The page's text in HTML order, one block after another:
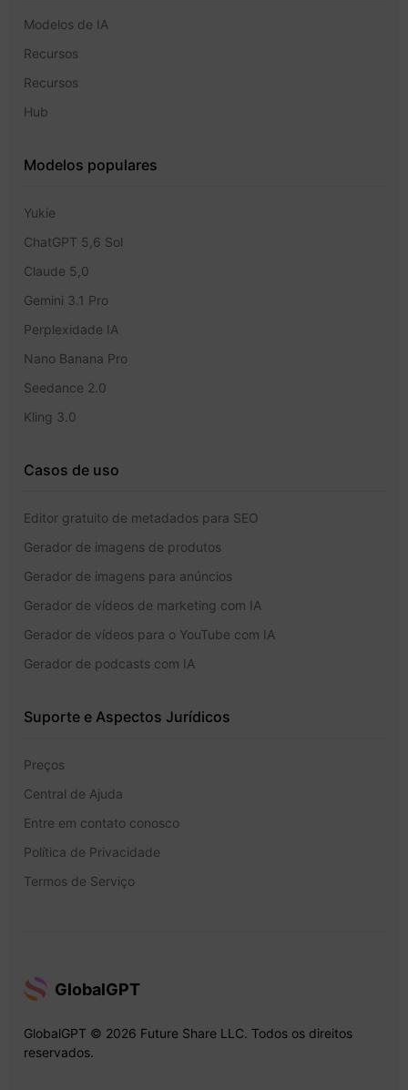
Modelos de IA
Recursos
Recursos
Hub
Modelos populares
Yukie
ChatGPT 5,6 Sol
Claude 5,0
Gemini 3.1 Pro
Perplexidade IA
Nano Banana Pro
Seedance 2.0
Kling 3.0
Casos de uso
Editor gratuito de metadados para SEO
Gerador de imagens de produtos
Gerador de imagens para anúncios
Gerador de vídeos de marketing com IA
Gerador de vídeos para o YouTube com IA
Gerador de podcasts com IA
Suporte e Aspectos Jurídicos
Preços
Central de Ajuda
Entre em contato conosco
Política de Privacidade
Termos de Serviço
GlobalGPT
GlobalGPT © 2026 Future Share LLC. Todos os direitos
reservados.